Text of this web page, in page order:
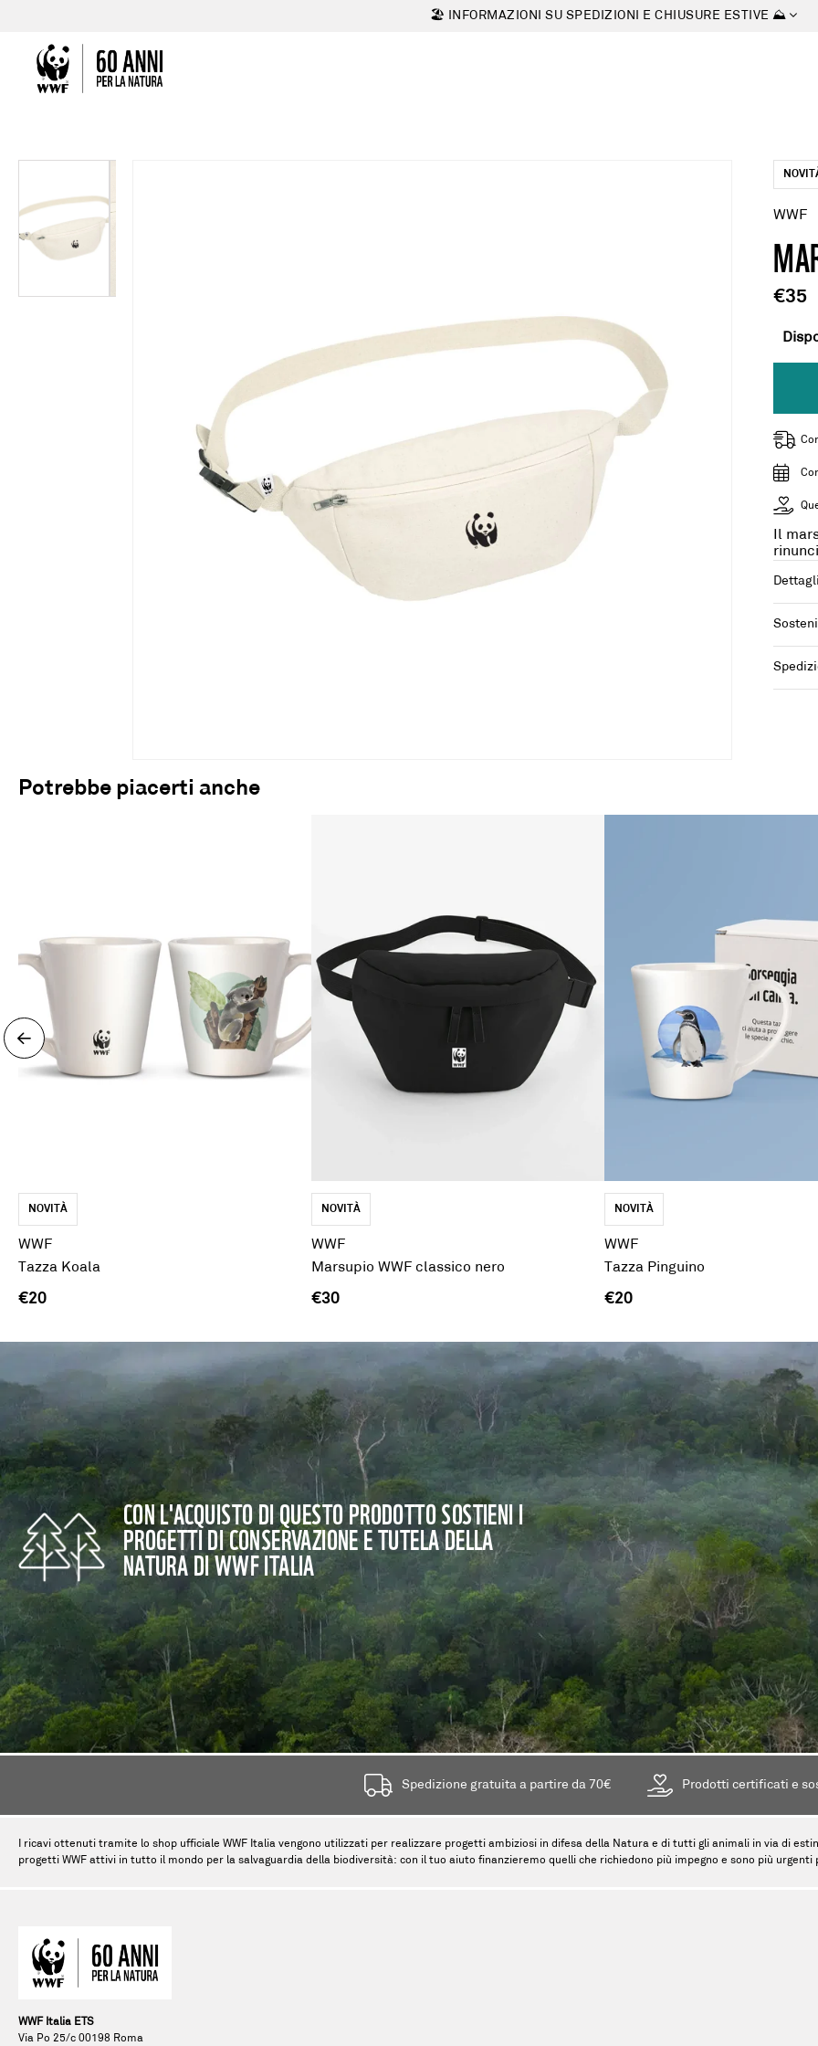
🏖 INFORMAZIONI SU SPEDIZIONI E CHIUSURE ESTIVE ⛰
WWF
€35
Il
Dettagli
Potrebbe piacerti anche
NOVITÀ
WWF
Tazza Koala
€20
NOVITÀ
WWF
Marsupio WWF classico nero
€30
NOVITÀ
WWF
Tazza Pinguino
€20
CON L'ACQUISTO DI QUESTO PRODOTTO SOSTIENI I
PROGETTI DI CONSERVAZIONE E TUTELA DELLA
NATURA DI WWF ITALIA
Spedizione gratuita a partire da 70€ Prodotti certificati e
I ricavi ottenuti tramite lo shop ufficiale WWF Italia vengono utilizzati per realizzare progetti ambiziosi in difesa della Natura e di tutti gli animali in via di
progetti WWF attivi in tutto il mondo per la salvaguardia della biodiversità: con il tuo aiuto finanzieremo quelli che richiedono più impegno e sono più
WWF Italia ETS
Via Po 25/c 00198 Roma